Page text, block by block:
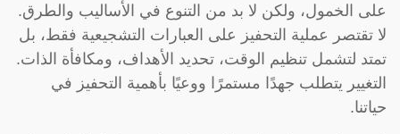
على الخمول، ولكن لا بد من التنوع في الأساليب والطرق.
لا تقتصر عملية التحفيز على العبارات التشجيعية فقط، بل
تمتد لتشمل تنظيم الوقت، تحديد الأهداف، ومكافأة الذات.
التغيير يتطلب جهدًا مستمرًا ووعيًا بأهمية التحفيز في
حياتنا.